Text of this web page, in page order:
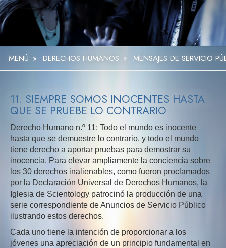
MENÚ » DERECHOS HUMANOS » MENSAJES DE SERVICIO
11. SIEMPRE SOMOS INOCENTES HASTA
QUE SE PRUEBE LO CONTRARIO
Derecho Humano n.º 11: Todo el mundo es inocente
hasta que se demuestre lo contrario, y todo el mundo
tiene derecho a aportar pruebas para demostrar su
inocencia. Para elevar ampliamente la conciencia sobre
los 30 derechos inalienables, como fueron proclamados
por la Declaración Universal de Derechos Humanos, la
Iglesia de Scientology patrocinó la producción de una
serie correspondiente de Anuncios de Servicio Público
ilustrando estos derechos.
Cada uno tiene la intención de proporcionar a los
jóvenes una apreciación de un principio fundamental en